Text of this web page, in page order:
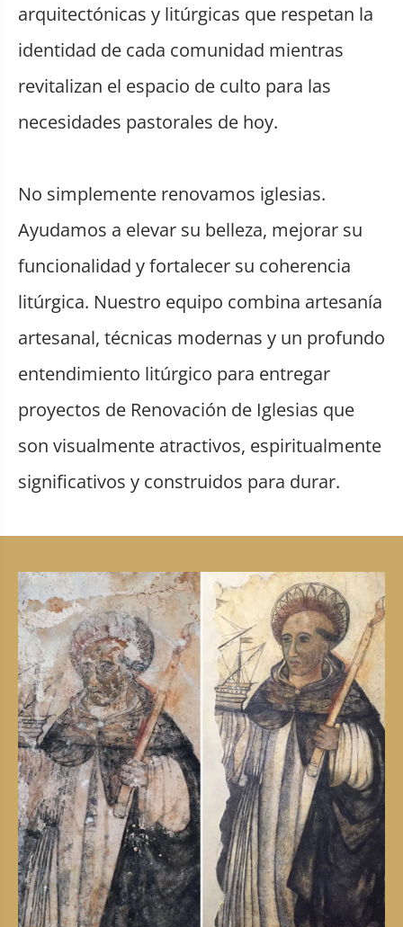
arquitectónicas y litúrgicas que respetan la
identidad de cada comunidad mientras
revitalizan el espacio de culto para las
necesidades pastorales de hoy.
No simplemente renovamos iglesias.
Ayudamos a elevar su belleza, mejorar su
funcionalidad y fortalecer su coherencia
litúrgica. Nuestro equipo combina artesanía
artesanal, técnicas modernas y un profundo
entendimiento litúrgico para entregar
proyectos de Renovación de Iglesias que
son visualmente atractivos, espiritualmente
significativos y construidos para durar.